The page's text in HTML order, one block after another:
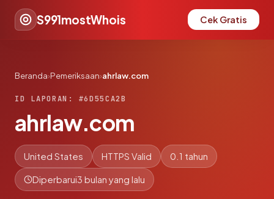
S991mostWhois Cek Gratis
Beranda›Pemeriksaan›ahrlaw.com
ID LAPORAN: #6D55CA2B
ahrlaw.com
United States HTTPS Valid 0.1 tahun
Diperbarui3 bulan yang lalu